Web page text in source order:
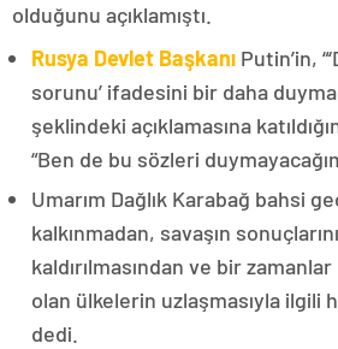
olduğunu açıklamıştı.
Rusya Devlet Başkanı Putin’in,
sorunu’ ifadesini bir daha
şeklindeki açıklamasına
“Ben de bu sözleri
Umarım Dağlık Karabağ bahsi
kalkınmadan, savaşın
kaldırılmasından ve bir
olan ülkelerin uzlaşmasıyla ilgili
dedi.